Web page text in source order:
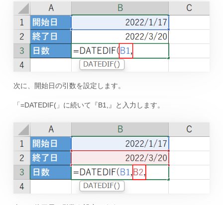
次に、開始日の引数を設定します。
「=DATEDIF(」に続いて『B1,』と入力します。